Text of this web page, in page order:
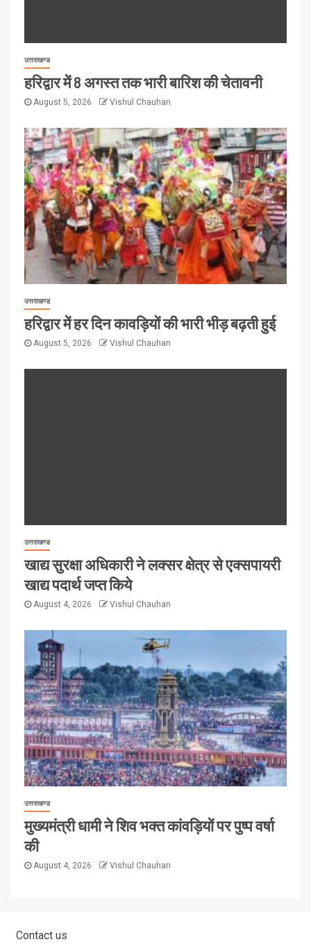
उत्तराखण्ड
हरिद्वार में 8 अगस्त तक भारी बारिश की चेतावनी
August 5, 2026 Vishul Chauhan
उत्तराखण्ड
हरिद्वार में हर दिन कावड़ियों की भारी भीड़ बढ़ती हुई
August 5, 2026 Vishul Chauhan
उत्तराखण्ड
खाद्य सुरक्षा अधिकारी ने लक्सर क्षेत्र से एक्सपायरी
खाद्य पदार्थ जप्त किये
August 4, 2026 Vishul Chauhan
उत्तराखण्ड
मुख्यमंत्री धामी ने शिव भक्त कांवड़ियों पर पुष्प वर्षा
की
August 4, 2026 Vishul Chauhan
Contact us